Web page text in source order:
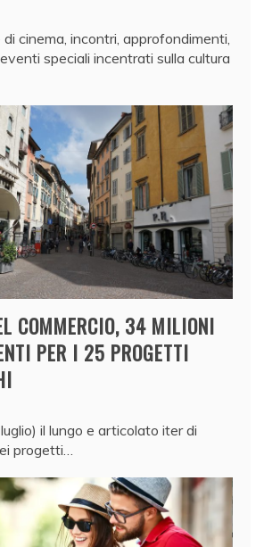
cinema, incontri, approfondimenti,
speciali incentrati sulla cultura
COMMERCIO, 34 MILIONI
PER I 25 PROGETTI
il lungo e articolato iter di
progetti…